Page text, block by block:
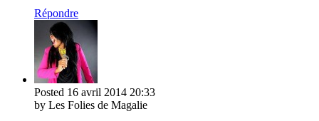
Répondre
Posted 16 avril 2014 20:33
by Les Folies de Magalie